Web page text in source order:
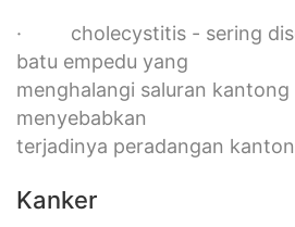
· cholecystitis - sering
batu empedu yang
menghalangi saluran
menyebabkan
terjadinya peradangan
Kanker